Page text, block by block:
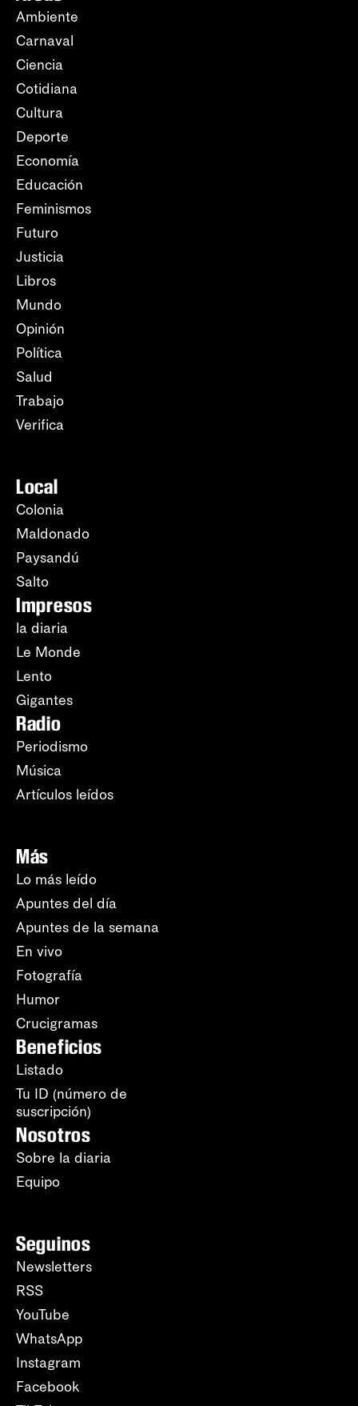
Ambiente
Carnaval
Ciencia
Cotidiana
Cultura
Deporte
Economía
Educación
Feminismos
Futuro
Justicia
Libros
Mundo
Opinión
Política
Salud
Trabajo
Verifica
Local
Colonia
Maldonado
Paysandú
Salto
Impresos
la diaria
Le Monde
Lento
Gigantes
Radio
Periodismo
Música
Artículos leídos
Más
Lo más leído
Apuntes del día
Apuntes de la semana
En vivo
Fotografía
Humor
Crucigramas
Beneficios
Listado
Tu ID (número de
suscripción)
Nosotros
Sobre la diaria
Equipo
Seguinos
Newsletters
RSS
YouTube
WhatsApp
Instagram
Facebook